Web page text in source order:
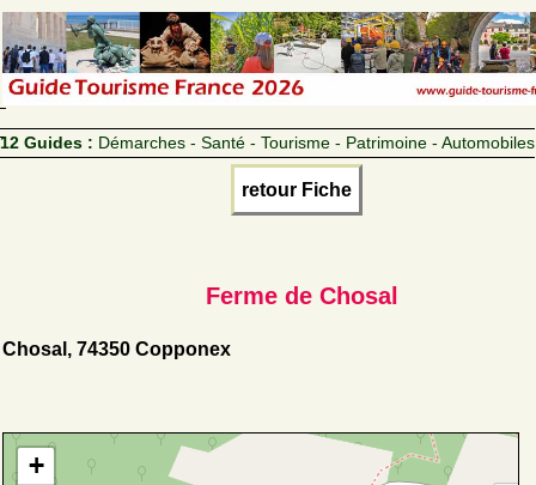
12 Guides : Démarches - Santé - Tourisme - Patrimoine - Automobiles
retour Fiche
Ferme de Chosal
Chosal, 74350 Copponex
+